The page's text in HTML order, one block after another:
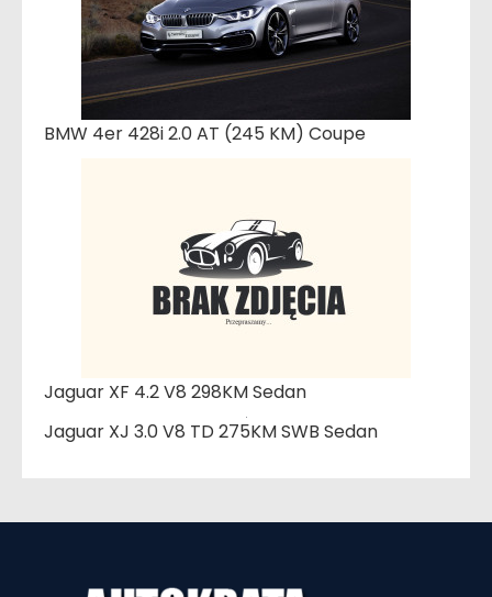
BMW 4er 428i 2.0 AT (245 KM) Coupe
Jaguar XF 4.2 V8 298KM Sedan
Jaguar XJ 3.0 V8 TD 275KM SWB Sedan